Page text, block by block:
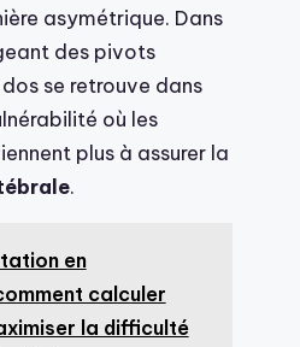
asymétrique. Dans
des pivots
se retrouve dans
où les
plus à assurer la
.
en
calculer
la difficulté